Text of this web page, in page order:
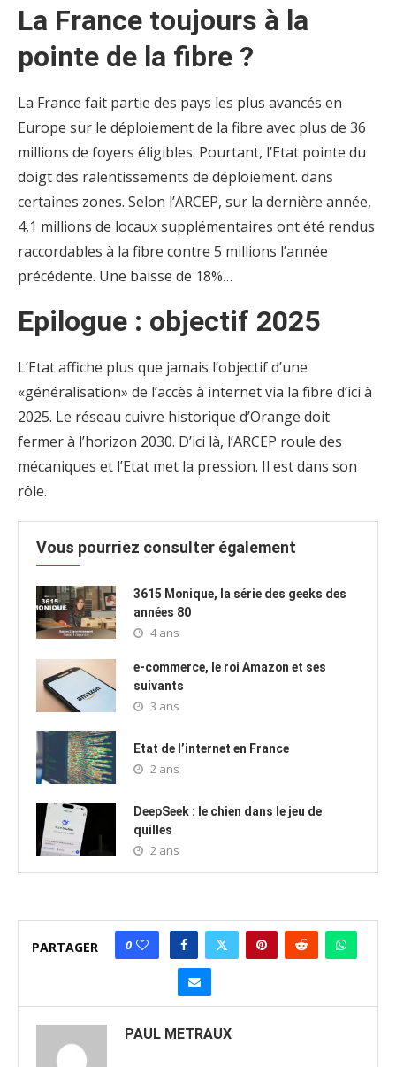
La France toujours à la
pointe de la fibre ?
La France fait partie des pays les plus avancés en
Europe sur le déploiement de la fibre avec plus de 36
millions de foyers éligibles. Pourtant, l’Etat pointe du
doigt des ralentissements de déploiement. dans
certaines zones. Selon l’ARCEP, sur la dernière année,
4,1 millions de locaux supplémentaires ont été rendus
raccordables à la fibre contre 5 millions l’année
précédente. Une baisse de 18%…
Epilogue : objectif 2025
L’Etat affiche plus que jamais l’objectif d’une
«généralisation» de l’accès à internet via la fibre d’ici à
2025. Le réseau cuivre historique d’Orange doit
fermer à l’horizon 2030. D’ici là, l’ARCEP roule des
mécaniques et l’Etat met la pression. Il est dans son
rôle.
Vous pourriez consulter également
3615 Monique, la série des geeks des
années 80
4 ans
e-commerce, le roi Amazon et ses
suivants
3 ans
Etat de l’internet en France
2 ans
DeepSeek : le chien dans le jeu de
quilles
2 ans
PARTAGER 0
PAUL METRAUX